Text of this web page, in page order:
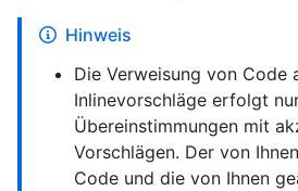
Hinweis
Die Verweisung von Code
Inlinevorschläge erfolgt
Übereinstimmungen mit
Vorschlägen. Der von
Code und die von Ihnen